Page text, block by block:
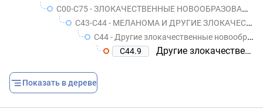
C00-C75 - ЗЛОКАЧЕСТВЕННЫЕ НОВООБРАЗОВАНИЯ УТОЧНЕННЫХ ЛОКАЛИЗАЦИЙ, КОТОРЫЕ ОБОЗНАЧЕНЫ КАК ПЕРВИЧНЫЕ ИЛИ ПРЕДПОЛОЖИТЕЛЬНО ПЕРВИЧНЫЕ, КРОМЕ НОВООБРАЗОВАНИЙ ЛИМФОИДНОЙ, КРОВЕТВОРНОЙ И РОДСТВЕННЫХ ИМ ТКАНЕЙ
C43-C44 - МЕЛАНОМА И ДРУГИЕ ЗЛОКАЧЕСТВЕННЫЕ НОВООБРАЗОВАНИЯ КОЖИ
C44 - Другие злокачественные новообразования кожи
C44.9
Другие злокачественные новообразования кожи неуточненной области
Показать в дереве